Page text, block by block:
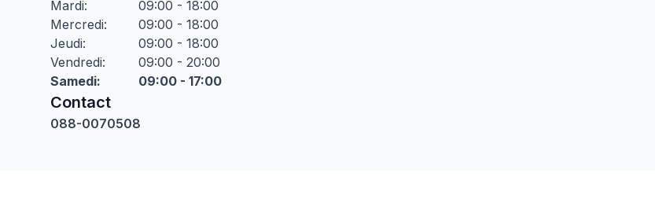
Mardi:
09:00 - 18:00
Mercredi:
09:00 - 18:00
Jeudi:
09:00 - 18:00
Vendredi:
09:00 - 20:00
Samedi: 09:00 - 17:00
Contact
088-0070508